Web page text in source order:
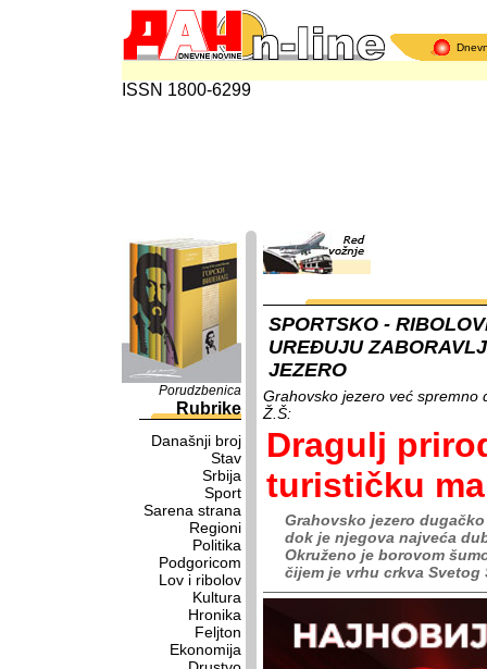
ISSN 1800-6299
Porudzbenica
Rubrike
Današnji broj
Stav
Srbija
Sport
Sarena strana
Regioni
Politika
Podgoricom
Lov i ribolov
Kultura
Hronika
Feljton
Ekonomija
SPORTSKO -
UREĐUJU
JEZERO
Grahovsko jezero već spremno
Ž.Š:
Dragulj
turističku
Grahovsko jezero
dok je njegova najveća
Okruženo je borovom
čijem je vrhu crkva Svetog